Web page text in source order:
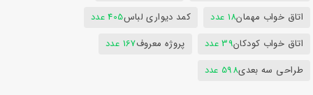
اتاق خواب مهمان18 عدد کمد دیواری لباس405 عدد
اتاق خواب کودکان39 عدد پروژه معروف167 عدد
طراحی سه بعدی598 عدد